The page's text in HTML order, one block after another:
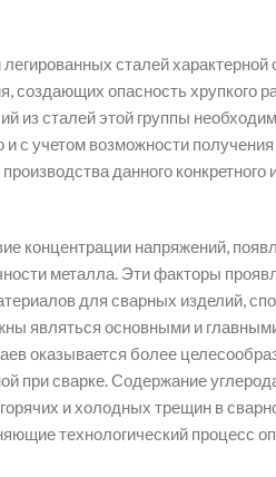
сталей
создающих опасность хрупкого
из сталей этой группы
и с учетом возможности
данного конкретного
концентрации напряжений,
металла. Эти факторы
для сварных изделий,
являться основными и
оказывается более
при сварке. Содержание
и холодных трещин в
технологический процесс